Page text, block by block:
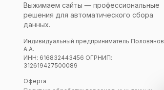
Выжимаем сайты — профессиональные
решения для автоматического сбора
данных.
Индивидуальный предприниматель Половянов
А.А.
ИНН: 616832443456 ОГРНИП:
312619427500089
Оферта